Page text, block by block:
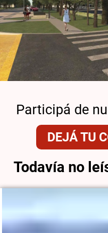
Participá de
DEJÁ TU
Todavía no